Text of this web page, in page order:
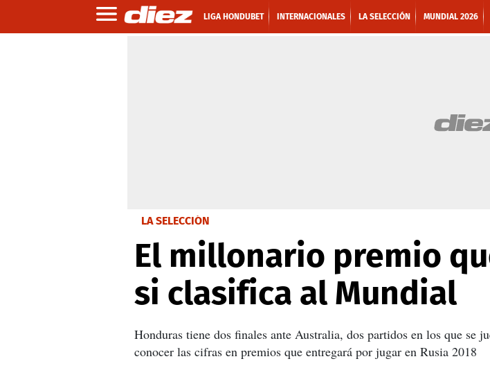
LIGA HONDUBET INTERNACIONALES LA SELECCIÓN MUNDIAL 2026
LA SELECCIÓN
El millonario premio
si clasifica al Mundial
Honduras tiene dos finales ante Australia, dos partidos en los que se
conocer las cifras en premios que entregará por jugar en Rusia 2018